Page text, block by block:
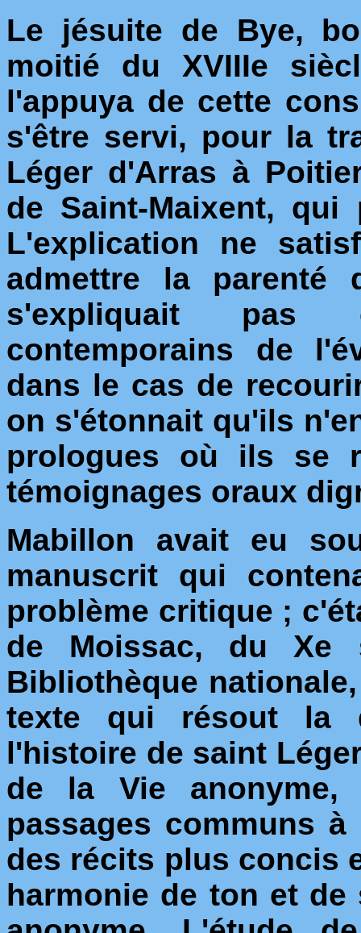
Le jésuite de Bye,
moitié du XVIIIe
l'appuya de cette
s'être servi, pour la
Léger d'Arras à
de Saint-Maixent,
L'explication ne
admettre la parenté
s'expliquait pas
contemporains de
dans le cas de
on s'étonnait qu'ils
prologues où ils se
témoignages oraux
Mabillon avait eu
manuscrit qui
problème critique ;
de Moissac, du Xe
Bibliothèque
texte qui résout la
l'histoire de saint
de la Vie anonyme,
passages communs
des récits plus concis
harmonie de ton et